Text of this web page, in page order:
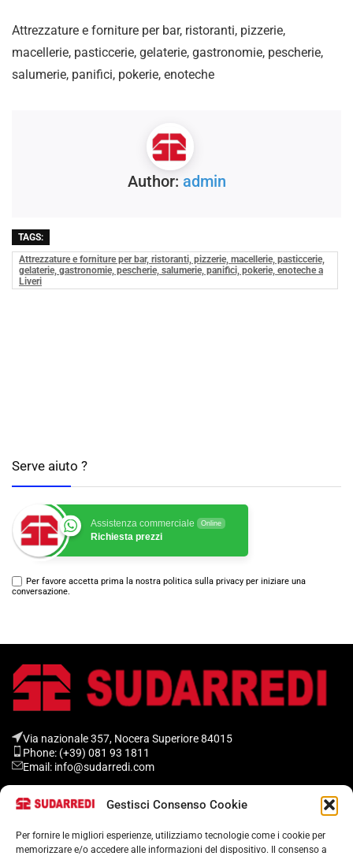
Gestisci Consenso Cookie
Per fornire le migliori esperienze, utilizziamo tecnologie come i cookie per
memorizzare e/o accedere alle informazioni del dispositivo. Il consenso a
Attrezzature e forniture per bar, ristoranti, pizzerie,
macellerie, pasticcerie, gelaterie, gastronomie, pescherie,
salumerie, panifici, pokerie, enoteche
Author: admin
TAGS:
Attrezzature e forniture per bar, ristoranti, pizzerie, macellerie, pasticcerie,
gelaterie, gastronomie, pescherie, salumerie, panifici, pokerie, enoteche a
Liveri
Serve aiuto ?
Assistenza commerciale Online
Richiesta prezzi
Per favore accetta prima la nostra politica sulla privacy per iniziare una
conversazione.
Via nazionale 357, Nocera Superiore 84015​
Phone: (+39) 081 93 1811
Email: info@sudarredi.com
SCUOLA
UFFICIO